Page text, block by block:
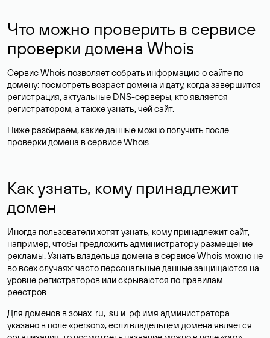
Что можно проверить в сервисе
проверки домена Whois
Сервис Whois позволяет собрать информацию о сайте по
домену: посмотреть возраст домена и дату, когда завершится
регистрация, актуальные DNS-серверы, кто является
регистратором, а также узнать, чей сайт.
Ниже разбираем, какие данные можно получить после
проверки домена в сервисе Whois.
Как узнать, кому принадлежит
домен
Иногда пользователи хотят узнать, кому принадлежит сайт,
например, чтобы предложить администратору размещение
рекламы. Узнать владельца домена в сервисе Whois можно не
во всех случаях: часто персональные данныезащищаются на
уровне регистраторов или скрываются по правилам
реестров.
Для доменов в зонах .ru, .su и .рф имя администратора
указано в поле «person», если владельцем домена является